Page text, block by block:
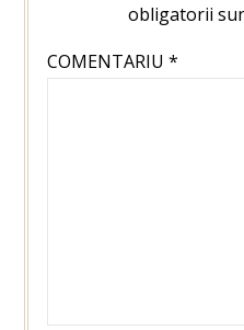
obligatorii
COMENTARIU *